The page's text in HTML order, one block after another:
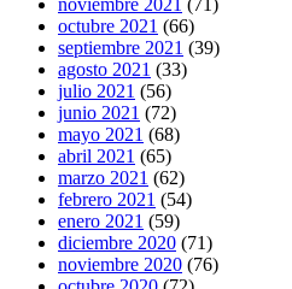
octubre 2021 (66)
septiembre 2021 (39)
agosto 2021 (33)
julio 2021 (56)
junio 2021 (72)
mayo 2021 (68)
abril 2021 (65)
marzo 2021 (62)
febrero 2021 (54)
enero 2021 (59)
diciembre 2020 (71)
noviembre 2020 (76)